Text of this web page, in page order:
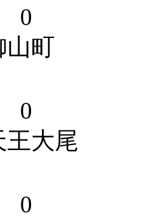
0
山町
0
王大尾
0